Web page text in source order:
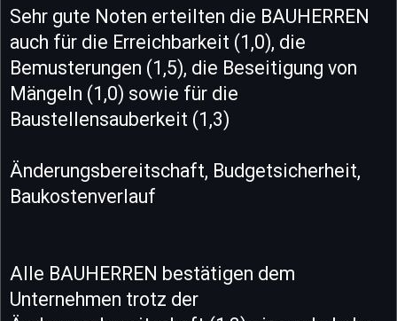
Sehr gute Noten erteilten die BAUHERREN
auch für die Erreichbarkeit (1,0), die
Bemusterungen (1,5), die Beseitigung von
Mängeln (1,0) sowie für die
Baustellensauberkeit (1,3)
Änderungsbereitschaft, Budgetsicherheit,
Baukostenverlauf
Alle BAUHERREN bestätigen dem
Unternehmen trotz der